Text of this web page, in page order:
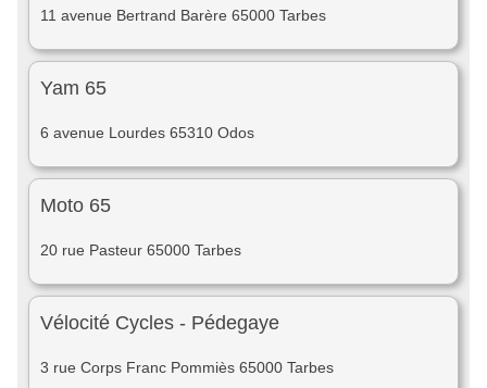
11 avenue Bertrand Barère 65000 Tarbes
Yam 65
6 avenue Lourdes 65310 Odos
Moto 65
20 rue Pasteur 65000 Tarbes
Vélocité Cycles - Pédegaye
3 rue Corps Franc Pommiès 65000 Tarbes